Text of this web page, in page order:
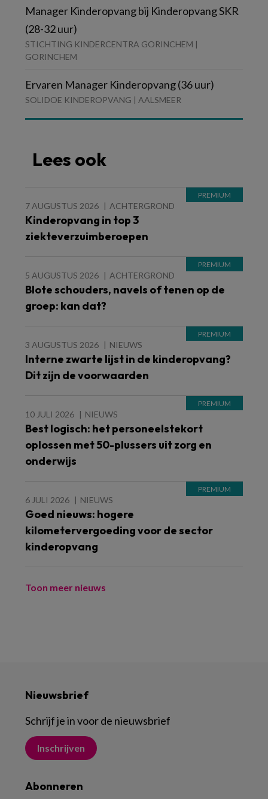
Manager Kinderopvang bij Kinderopvang SKR
(28-32 uur)
STICHTING KINDERCENTRA GORINCHEM |
GORINCHEM
Ervaren Manager Kinderopvang (36 uur)
SOLIDOE KINDEROPVANG | AALSMEER
Lees ook
7 AUGUSTUS 2026 ACHTERGROND
Kinderopvang in top 3
ziekteverzuimberoepen
5 AUGUSTUS 2026 ACHTERGROND
Blote schouders, navels of tenen op de
groep: kan dat?
3 AUGUSTUS 2026 NIEUWS
Interne zwarte lijst in de kinderopvang?
Dit zijn de voorwaarden
10 JULI 2026 NIEUWS
Best logisch: het personeelstekort
oplossen met 50-plussers uit zorg en
onderwijs
6 JULI 2026 NIEUWS
Goed nieuws: hogere
kilometervergoeding voor de sector
kinderopvang
Toon meer nieuws
Nieuwsbrief
Schrijf je in voor de nieuwsbrief
Inschrijven
Abonneren